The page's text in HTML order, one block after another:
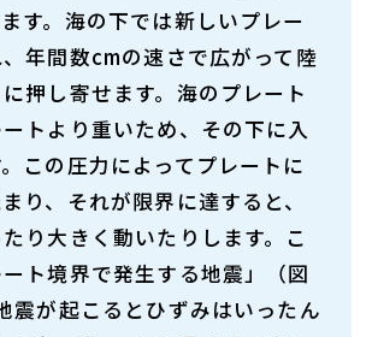
す。海の下では新しいプレー
、年間数cmの速さで広がって陸
押し寄せます。海のプレート
トより重いため、その下に入
この圧力によってプレートに
り、それが限界に達すると、
り大きく動いたりします。こ
ト境界で発生する地震」（図
震が起こるとひずみはいったん